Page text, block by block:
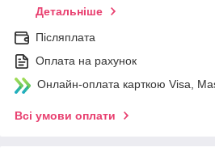
Детальніше
Післяплата
Оплата на рахунок
Онлайн-оплата карткою Visa,
Всі умови оплати